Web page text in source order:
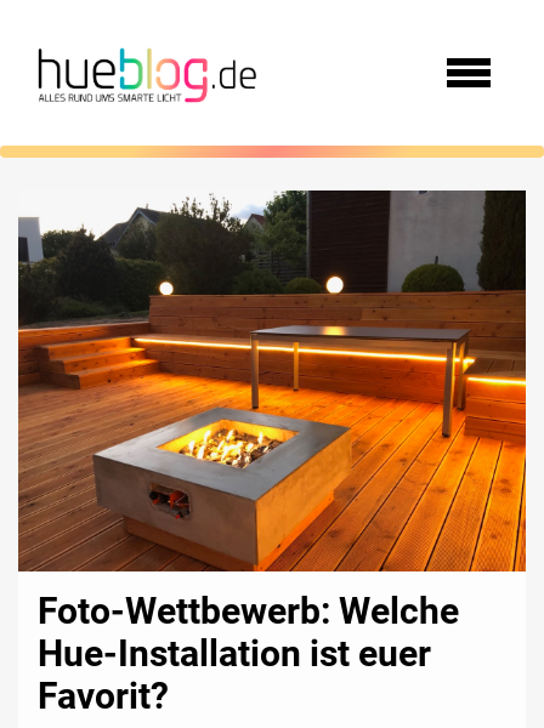
Foto-Wettbewerb: Welche
Hue-Installation ist euer
Favorit?